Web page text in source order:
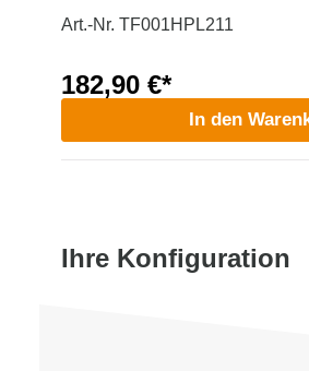
Art.-Nr. TF001HPL211
182,90 €*
In den
Ihre Konfiguration